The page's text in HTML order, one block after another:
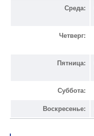
Среда:
Четверг:
Пятница:
Суббота:
Воскресенье: